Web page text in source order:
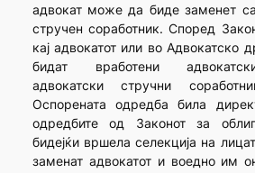
адвокат може да биде заменет
стручен соработник. Според
кај адвокатот или во Адвокатско
бидат вработени
адвокатски стручни
Оспорената одредба била
одредбите од Законот за
бидејќи вршела селекција на
заменат адвокатот и воедно им